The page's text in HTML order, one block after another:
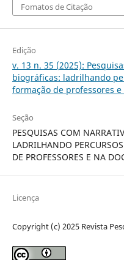
Fomatos de Citação
Edição
v. 13 n. 35 (2025):
biográficas: ladrilhando
formação de professores
Seção
PESQUISAS COM
LADRILHANDO
DE PROFESSORES E NA
Licença
Copyright (c) 2025 Revista